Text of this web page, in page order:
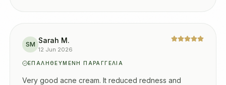
SM Sarah M.
12 Jun 2026
ΕΠΑΛΗΘΕΥΜΈΝΗ ΠΑΡΑΓΓΕΛΊΑ
Very good acne cream. It reduced redness and